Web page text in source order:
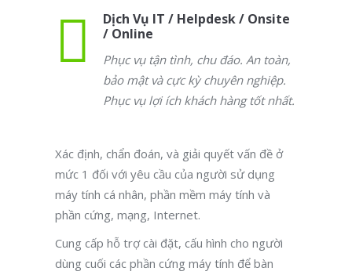
Dịch Vụ IT / Helpdesk / Onsite
/ Online
Phục vụ tận tình, chu đáo. An toàn,
bảo mật và cực kỳ chuyên nghiệp.
Phục vụ lợi ích khách hàng tốt nhất.
Xác định, chẩn đoán, và giải quyết vấn đề ở
mức 1 đối với yêu cầu của người sử dụng
máy tính cá nhân, phần mềm máy tính và
phần cứng, mạng, Internet.
Cung cấp hỗ trợ cài đặt, cấu hình cho người
dùng cuối các phần cứng máy tính để bàn